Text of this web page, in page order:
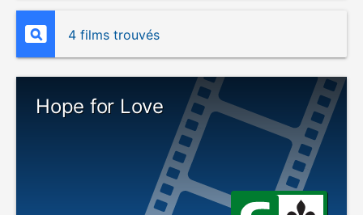
4 films trouvés
Hope for Love